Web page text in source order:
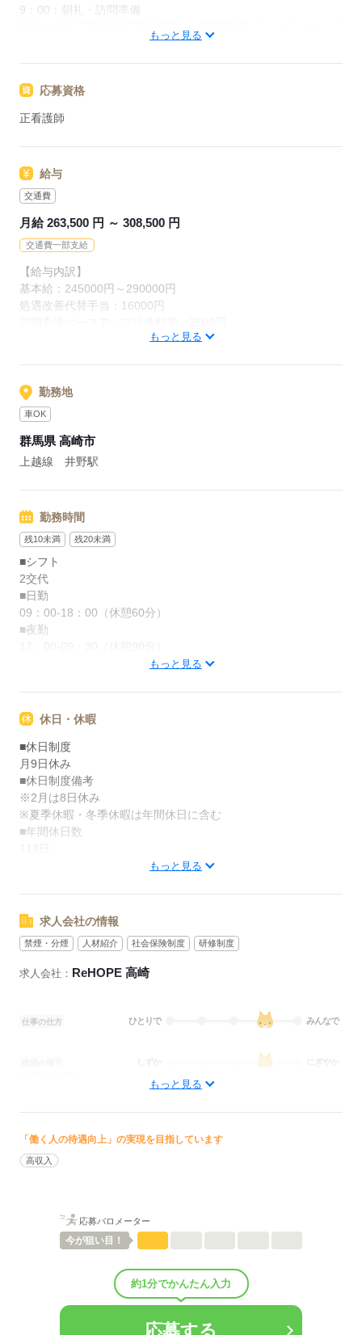
費用は一切かかりません。
9：00：朝礼・訪問準備
1件目：バイタル測定、全体観察・アセスメント、本人のご希望
2件目：バイタル測定、痰吸引、人工呼吸器動作確認、経管栄
養・薬注入、傾聴
り、昼休みは自由な雰囲気です。
訪問以外には、カンファレンスやサービス担当者会議などを行
うこともあります。
17：30：夜勤者への申し送り
18：00：退社
応募する
もっと見る
応募資格
正看護師
給与
交通費
月給 263,500 円 ～ 308,500 円
交通費一部支給
【給与内訳】
基本給：245000円～290000円
処遇改善代替手当：16000円
※月給には上記手当を一律含みます
もっと見る
勤務地
車OK
群馬県 高崎市
上越線 井野駅
勤務時間
残10未満 残20未満
■シフト
2交代
■日勤
09：00-18：00（休憩60分）
■夜勤
もっと見る
休日・休暇
■休日制度
月9日休み
■休日制度備考
※2月は8日休み
※夏季休暇・冬季休暇は年間休日に含む
■年間休日数
応募する
もっと見る
求人会社の情報
禁煙・分煙 人材紹介 社会保険制度 研修制度
求人会社： ReHOPE 高崎
仕事の仕方 ひとりで みんなで
にぎやか
■賞与：2.8ヶ月/年
■賞与備考：会社および本人の業績による
■退職金制度：有（勤続3年以上）
■試用期間の待遇変更有無：無
■試用期間中の労働条件：■その他福利厚生：
・保育手当（規定による）
・安全サポート制度（安全保護具費用補助）
・心の健康支援制度（マインドフルネスプログラム）
もっと見る
「働く人の待遇向上」の実現を目指しています
高収入
応募バロメーター
今が狙い目！
約1分でかんたん入力
応募する